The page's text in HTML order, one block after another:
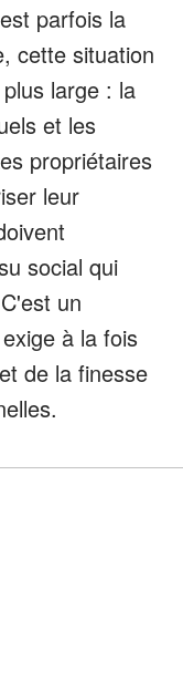
parfois la
cette situation
large : la
et les
propriétaires
leur
social qui
un
à la fois
de la finesse